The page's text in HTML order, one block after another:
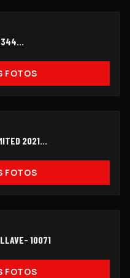
FOTOS
2021...
FOTOS
10071
FOTOS